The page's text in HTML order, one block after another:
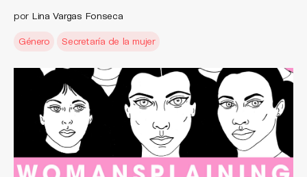
por Lina Vargas Fonseca
Género Secretaría de la mujer